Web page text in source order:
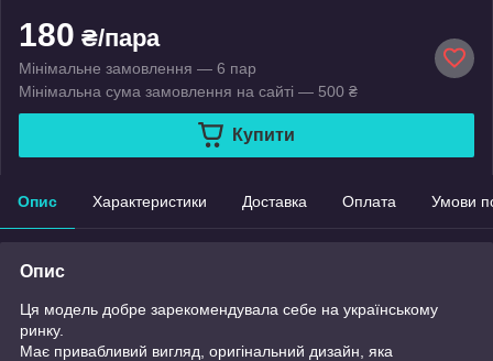
180 ₴/пара
Мінімальне замовлення — 6 пар
Мінімальна сума замовлення на сайті — 500 ₴
Купити
Опис Характеристики Доставка Оплата Умови
Опис
Ця модель добре зарекомендувала себе на українському
ринку.
Має привабливий вигляд, оригінальний дизайн, яка